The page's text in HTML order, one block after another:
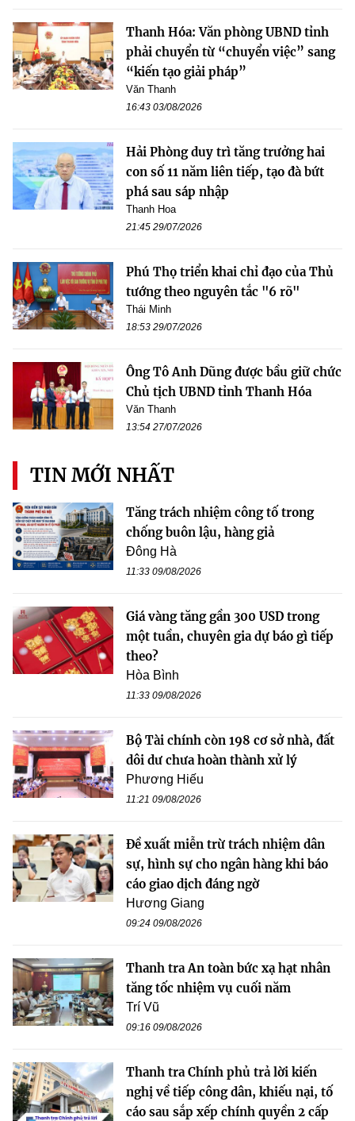
Thanh Hóa: Văn phòng UBND tỉnh
phải chuyển từ “chuyển việc” sang
“kiến tạo giải pháp”
Văn Thanh
16:43 03/08/2026
Hải Phòng duy trì tăng trưởng hai
con số 11 năm liên tiếp, tạo đà bứt
phá sau sáp nhập
Thanh Hoa
21:45 29/07/2026
Phú Thọ triển khai chỉ đạo của Thủ
tướng theo nguyên tắc "6 rõ"
Thái Minh
18:53 29/07/2026
Ông Tô Anh Dũng được bầu giữ chức
Chủ tịch UBND tỉnh Thanh Hóa
Văn Thanh
13:54 27/07/2026
TIN MỚI NHẤT
Tăng trách nhiệm công tố trong
chống buôn lậu, hàng giả
Đông Hà
11:33 09/08/2026
Giá vàng tăng gần 300 USD trong
một tuần, chuyên gia dự báo gì tiếp
theo?
Hòa Bình
11:33 09/08/2026
Bộ Tài chính còn 198 cơ sở nhà, đất
dôi dư chưa hoàn thành xử lý
Phương Hiếu
11:21 09/08/2026
Đề xuất miễn trừ trách nhiệm dân
sự, hình sự cho ngân hàng khi báo
cáo giao dịch đáng ngờ
Hương Giang
09:24 09/08/2026
Thanh tra An toàn bức xạ hạt nhân
tăng tốc nhiệm vụ cuối năm
Trí Vũ
09:16 09/08/2026
Thanh tra Chính phủ trả lời kiến
nghị về tiếp công dân, khiếu nại, tố
cáo sau sắp xếp chính quyền 2 cấp